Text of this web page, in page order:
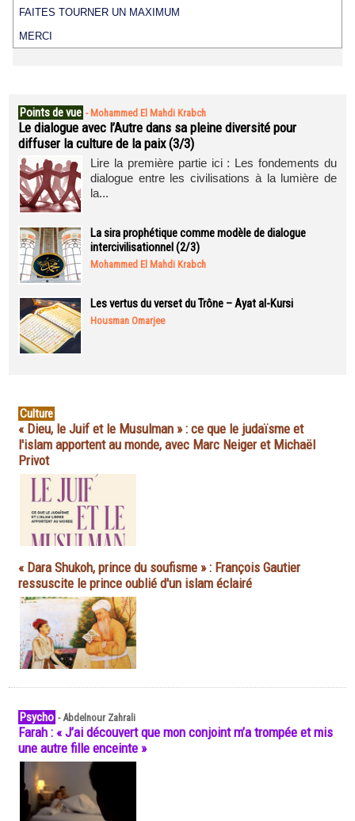
FAITES TOURNER UN MAXIMUM
MERCI
Points de vue - Mohammed El Mahdi Krabch
Le dialogue avec l’Autre dans sa pleine diversité pour
diffuser la culture de la paix (3/3)
Lire la première partie ici : Les fondements du
dialogue entre les civilisations à la lumière de
la...
La sira prophétique comme modèle de dialogue
intercivilisationnel (2/3)
Mohammed El Mahdi Krabch
Les vertus du verset du Trône – Ayat al-Kursi
Housman Omarjee
Culture
« Dieu, le Juif et le Musulman » : ce que le judaïsme et
l'islam apportent au monde, avec Marc Neiger et Michaël
Privot
« Dara Shukoh, prince du soufisme » : François Gautier
ressuscite le prince oublié d'un islam éclairé
Psycho -Abdelnour Zahrali
Farah : « J’ai découvert que mon conjoint m’a trompée et mis
une autre fille enceinte »